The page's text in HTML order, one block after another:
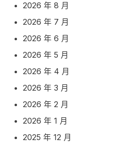
2026 年 8 月
2026 年 7 月
2026 年 6 月
2026 年 5 月
2026 年 4 月
2026 年 3 月
2026 年 2 月
2026 年 1 月
2025 年 12 月